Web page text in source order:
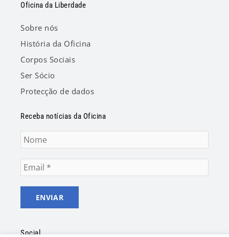
Oficina da Liberdade
Sobre nós
História da Oficina
Corpos Sociais
Ser Sócio
Protecção de dados
Receba notícias da Oficina
Social